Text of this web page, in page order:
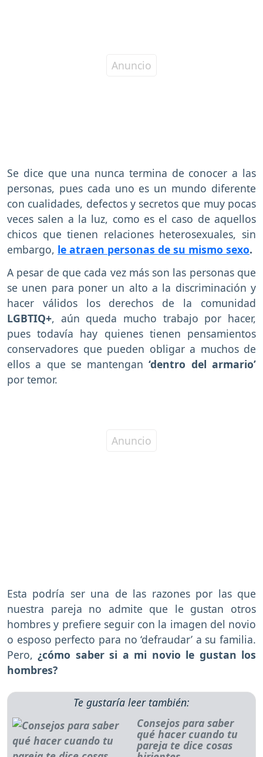
Se dice que una nunca termina de conocer a las
personas, pues cada uno es un mundo diferente
con cualidades, defectos y secretos que muy pocas
veces salen a la luz, como es el caso de aquellos
chicos que tienen relaciones heterosexuales, sin
embargo, le atraen personas de su mismo sexo.
A pesar de que cada vez más son las personas que
se unen para poner un alto a la discriminación y
hacer válidos los derechos de la comunidad
LGBTIQ+, aún queda mucho trabajo por hacer,
pues todavía hay quienes tienen pensamientos
conservadores que pueden obligar a muchos de
ellos a que se mantengan ‘dentro del armario’
por temor.
Esta podría ser una de las razones por las que
nuestra pareja no admite que le gustan otros
hombres y prefiere seguir con la imagen del novio
o esposo perfecto para no ‘defraudar’ a su familia.
Pero,¿cómo saber si a mi novio le gustan los
hombres?
Te gustaría leer también:
Consejos para saber
qué hacer cuando tu
pareja te dice cosas